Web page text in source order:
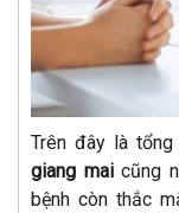
Trên đây là
giang maicũng
bệnh còn thắc